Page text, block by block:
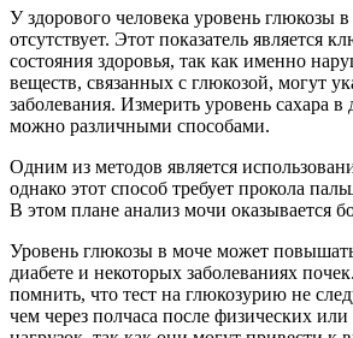
У здорового человека уровень глюкозы
отсутствует. Этот показатель является
состояния здоровья, так как именно
веществ, связанных с глюкозой, могут
заболевания. Измерить уровень сахара
можно различными способами.
Одним из методов является
однако этот способ требует прокола
В этом плане анализ мочи оказывается
Уровень глюкозы в моче может
диабете и некоторых заболеваниях
помнить, что тест на глюкозурию не
чем через полчаса после физических